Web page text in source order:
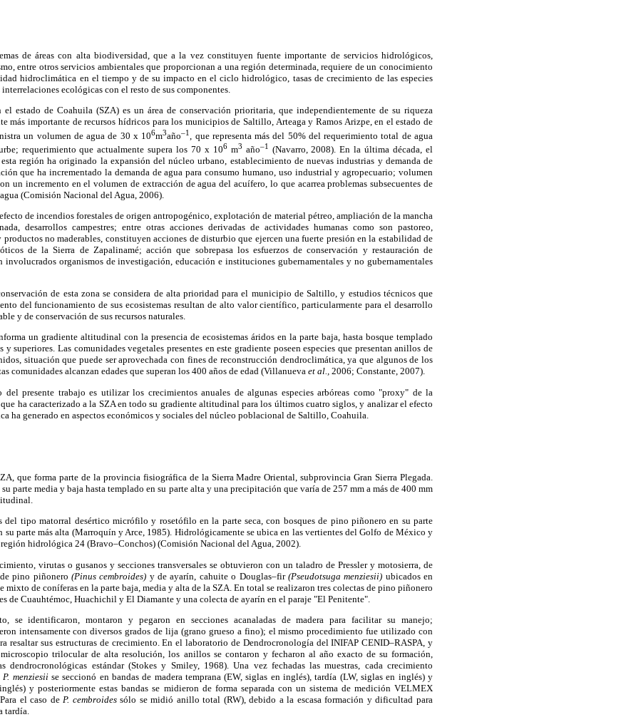
de áreas con alta biodiversidad, que a la vez constituyen fuente importante de servicios hidrológicos,
entre otros servicios ambientales que proporcionan a una región determinada, requiere de un conocimiento
hidroclimática en el tiempo y de su impacto en el ciclo hidrológico, tasas de crecimiento de las especies
ecológicas con el resto de sus componentes.
el estado de Coahuila (SZA) es un área de conservación prioritaria, que independientemente de su riqueza
más importante de recursos hídricos para los municipios de Saltillo, Arteaga y Ramos Arizpe, en el estado de
un volumen de agua de 30 x 106m3año–1
, que representa más del 50% del requerimiento total de agua
requerimiento que actualmente supera los 70 x 106m3 año–1 (Navarro, 2008). En la última década, el
región ha originado la expansión del núcleo urbano, establecimiento de nuevas industrias y demanda de
que ha incrementado la demanda de agua para consumo humano, uso industrial y agropecuario; volumen
un incremento en el volumen de extracción de agua del acuífero, lo que acarrea problemas subsecuentes de
(Comisión Nacional del Agua, 2006).
de incendios forestales de origen antropogénico, explotación de material pétreo, ampliación de la mancha
desarrollos campestres; entre otras acciones derivadas de actividades humanas como son pastoreo,
productos no maderables, constituyen acciones de disturbio que ejercen una fuerte presión en la estabilidad de
de la Sierra de Zapalinamé; acción que sobrepasa los esfuerzos de conservación y restauración de
involucrados organismos de investigación, educación e instituciones gubernamentales y no gubernamentales
de esta zona se considera de alta prioridad para el municipio de Saltillo, y estudios técnicos que
del funcionamiento de sus ecosistemas resultan de alto valor científico, particularmente para el desarrollo
y de conservación de sus recursos naturales.
un gradiente altitudinal con la presencia de ecosistemas áridos en la parte baja, hasta bosque templado
superiores. Las comunidades vegetales presentes en este gradiente poseen especies que presentan anillos de
situación que puede ser aprovechada con fines de reconstrucción dendroclimática, ya que algunos de los
comunidades alcanzan edades que superan los 400 años de edad (Villanueva et al., 2006; Constante, 2007).
del presente trabajo es utilizar los crecimientos anuales de algunas especies arbóreas como "proxy" de la
ha caracterizado a la SZA en todo su gradiente altitudinal para los últimos cuatro siglos, y analizar el efecto
ha generado en aspectos económicos y sociales del núcleo poblacional de Saltillo, Coahuila.
que forma parte de la provincia fisiográfica de la Sierra Madre Oriental, subprovincia Gran Sierra Plegada.
parte media y baja hasta templado en su parte alta y una precipitación que varía de 257 mm a más de 400 mm
del tipo matorral desértico micrófilo y rosetófilo en la parte seca, con bosques de pino piñonero en su parte
su parte más alta (Marroquín y Arce, 1985). Hidrológicamente se ubica en las vertientes del Golfo de México y
región hidrológica 24 (Bravo–Conchos) (Comisión Nacional del Agua, 2002).
virutas o gusanos y secciones transversales se obtuvieron con un taladro de Pressler y motosierra, de
pino piñonero (Pinus cembroides) y de ayarín, cahuite o Douglas–fir (Pseudotsuga menziesii) ubicados en
mixto de coníferas en la parte baja, media y alta de la SZA. En total se realizaron tres colectas de pino piñonero
de Cuauhtémoc, Huachichil y El Diamante y una colecta de ayarín en el paraje "El Penitente".
se identificaron, montaron y pegaron en secciones acanaladas de madera para facilitar su manejo;
intensamente con diversos grados de lija (grano grueso a fino); el mismo procedimiento fue utilizado con
resaltar sus estructuras de crecimiento. En el laboratorio de Dendrocronología del INIFAP CENID–RASPA, y
trilocular de alta resolución, los anillos se contaron y fecharon al año exacto de su formación,
dendrocronológicas estándar (Stokes y Smiley, 1968). Una vez fechadas las muestras, cada crecimiento
P. menziesii se seccionó en bandas de madera temprana (EW, siglas en inglés), tardía (LW, siglas en inglés) y
y posteriormente estas bandas se midieron de forma separada con un sistema de medición VELMEX
el caso de P. cembroidessólo se midió anillo total (RW), debido a la escasa formación y dificultad para
tardía.